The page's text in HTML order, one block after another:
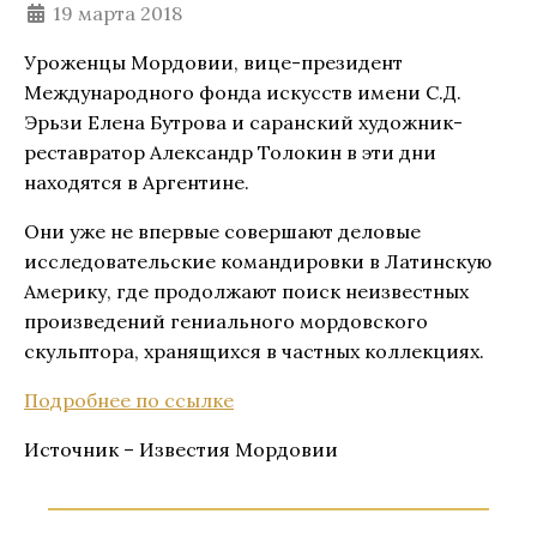
19 марта 2018
Уроженцы Мордовии, вице-президент
Международного фонда искусств имени С.Д.
Эрьзи Елена Бутрова и саранский художник-
реставратор Александр Толокин в эти дни
находятся в Аргентине.
Они уже не впервые совершают деловые
исследовательские командировки в Латинскую
Америку, где продолжают поиск неизвестных
произведений гениального мордовского
скульптора, хранящихся в частных коллекциях.
Подробнее по ссылке
Источник – Известия Мордовии